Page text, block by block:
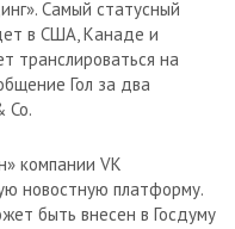
Самый статусный
в США, Канаде и
транслироваться на
Гол за два
Co.
компании VK
новостную платформу.
быть внесен в Госдуму